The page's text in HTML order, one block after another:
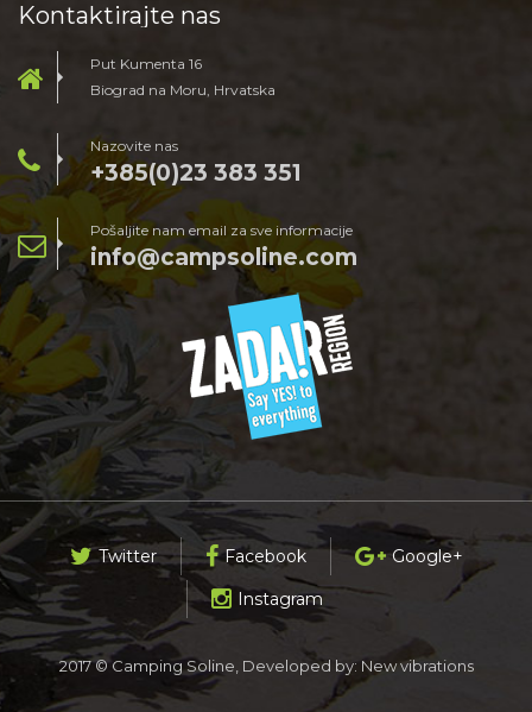
Kontaktirajte nas
Put Kumenta 16
Biograd na Moru, Hrvatska
Nazovite nas
+385(0)23 383 351
Pošaljite nam email za sve informacije
info@campsoline.com
Twitter Facebook
Google+
Instagram
2017 © Camping Soline, Developed by: New vibrations